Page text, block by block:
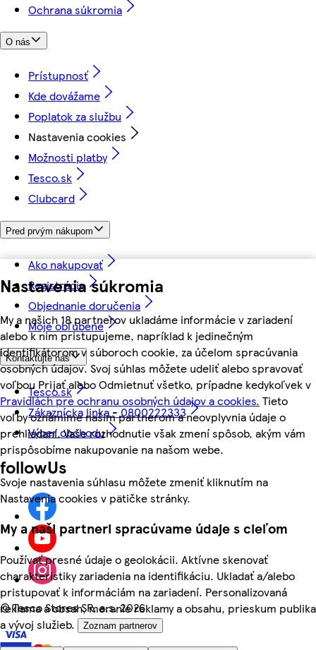
Nastavenia súkromia
My a našich 18 partnerov ukladáme informácie v zariadení
alebo k nim pristupujeme, napríklad k jedinečným
identifikátorom v súboroch cookie, za účelom spracúvania
osobných údajov. Svoj súhlas môžete udeliť alebo spravovať
voľbou Prijať alebo Odmietnuť všetko, prípadne kedykoľvek v
Pravidlách pre ochranu osobných údajov a cookies. Tieto
voľby oznámime našim partnerom a neovplyvnia údaje o
prehliadaní. Vaše rozhodnutie však zmení spôsob, akým vám
prispôsobíme nakupovanie na našom webe.
Svoje nastavenia súhlasu môžete zmeniť kliknutím na
Nastavenia cookies v pätičke stránky.
My a naši partneri spracúvame údaje s cieľom
Používať presné údaje o geolokácii. Aktívne skenovať
charakteristiky zariadenia na identifikáciu. Ukladať a/alebo
pristupovať k informáciám na zariadení. Personalizovaná
reklama a obsah, meranie reklamy a obsahu, prieskum publika
a vývoj služieb.
Zoznam partnerov
Ochrana súkromia
O nás
Prístupnosť
Kde dovážame
Poplatok za službu
Nastavenia cookies
Možnosti platby
Tesco.sk
Clubcard
Pred prvým nákupom
Ako nakupovať
Registrácia
Objednanie doručenia
Moje obľúbené
Kontaktujte nás
Tesco.sk
Zákaznícka linka - 0800222333
Výber obchodu
followUs
©Tesco Stores SR, a.s. 2026